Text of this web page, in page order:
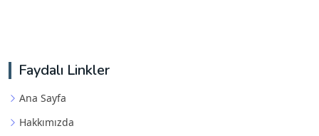
Faydalı Linkler
Ana Sayfa
Hakkımızda